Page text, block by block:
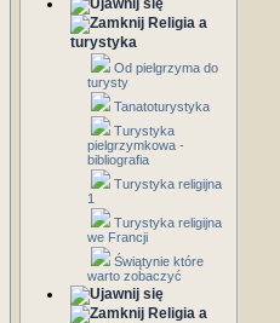
Religia a
turystyka
Od pielgrzyma do
turysty
Tanatoturystyka
Turystyka
pielgrzymkowa -
bibliografia
Turystyka religijna
1
Turystyka religijna
we Francji
Świątynie które
warto zobaczyć
Religia a